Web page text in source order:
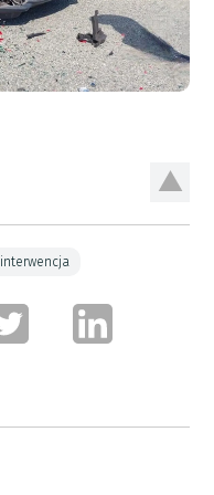
interwencja